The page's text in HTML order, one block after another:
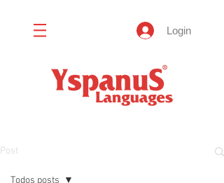
Login
Post
Todos posts